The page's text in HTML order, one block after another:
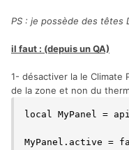
PS : je possède des têtes
il faut : (depuis un QA)
1- désactiver la le Climate
de la zone et non du
local MyPanel =
MyPanel.active =